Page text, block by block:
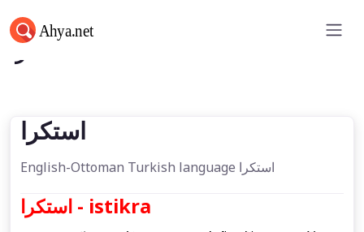
استكرا
استكرا
English-Ottoman Turkish language استكرا
استكرا - istikra